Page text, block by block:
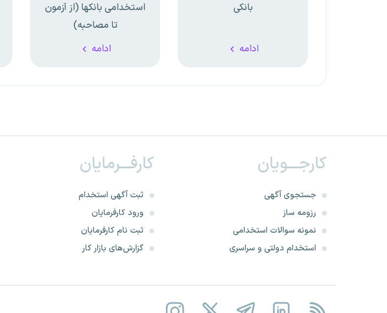
بانکی
ادامه
استخدامی بانکها (از آزمون
تا مصاحبه)
ادامه
کارجـــویان
جستجوی آگهی
رزومه ساز
نمونه سوالات استخدامی
استخدام دولتی و سراسری
کارفـــرمایان
ثبت آگهی استخدام
ورود کارفرمایان
ثبت نام کارفرمایان
گزارش‌های بازار کار